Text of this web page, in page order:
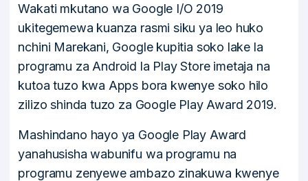
Wakati mkutano wa Google I/O 2019
ukitegemewa kuanza rasmi siku ya leo huko
nchini Marekani, Google kupitia soko lake la
programu za Android la Play Store imetaja na
kutoa tuzo kwa Apps bora kwenye soko hilo
zilizo shinda tuzo za Google Play Award 2019.
Mashindano hayo ya Google Play Award
yanahusisha wabunifu wa programu na
programu zenyewe ambazo zinakuwa kwenye